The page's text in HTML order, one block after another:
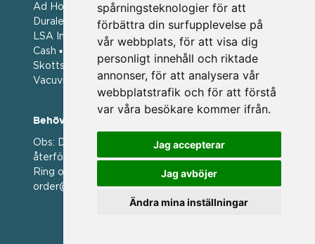
spårningsteknologier för att
förbättra din surfupplevelse på
vår webbplats, för att visa dig
personligt innehåll och riktade
annonser, för att analysera vår
webbplatstrafik och för att förstå
var våra besökare kommer ifrån.
Jag accepterar
Jag avböjer
Ändra mina inställningar
Ad Hoc ▪ Bialetti ▪ Cole & Mason ▪ Caps Me ▪
Duralex ▪ Forged ▪ G3 Ferrari ▪ Ken Hom ▪ Kilner ▪
LSA International ▪ Laguiole Style de Vie ▪ Mason
Cash ▪ Pintinox ▪ Plate-it ▪ Price and Kengsington ▪
Skottsberg ▪ Scandinavian Home ▪ Style de Vie ▪
Vacuvin ▪ Viners ▪ Zack ▪ Zyliss
Behöver du hjälp att beställa?
Obs: Detta är en webshop enbart för våra
återförsäljare.
Ring oss på 036 369070 eller mejla till oss på
order@magasin.nu